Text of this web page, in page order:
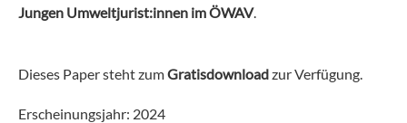
Jungen Umweltjurist:innen im ÖWAV.
Dieses Paper steht zumGratisdownloadzur Verfügung.
Erscheinungsjahr: 2024